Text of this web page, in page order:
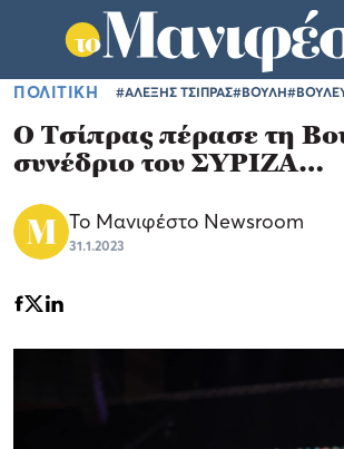
ΠΟΛΙΤΙΚΗ #ΑΛΕΞΗΣ ΤΣΙΠΡΑΣ#ΒΟΥΛΗ
Ο Τσίπρας πέρασε τη
συνέδριο του ΣΥΡΙΖΑ…
Το Μανιφέστο Newsroom
31.1.2023